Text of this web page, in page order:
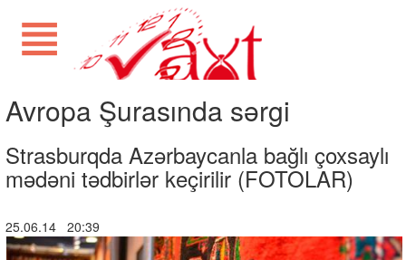
Avropa Şurasında sərgi
Strasburqda Azərbaycanla bağlı çoxsaylı
mədəni tədbirlər keçirilir (FOTOLAR)
25.06.14 20:39